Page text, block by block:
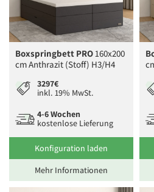
Boxspringbett PRO160x200
cm Anthrazit (Stoff) H3/H4
3297€
inkl. 19% MwSt.
4-6 Wochen
kostenlose Lieferung
Konfiguration laden
Mehr Informationen